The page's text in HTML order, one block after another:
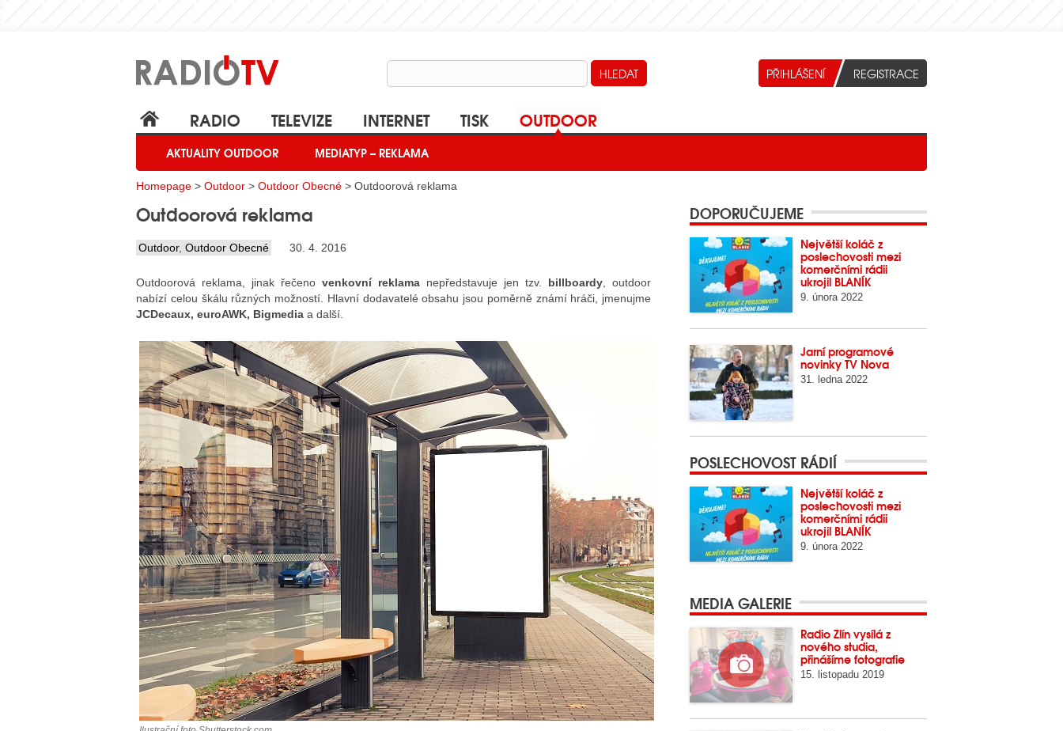
RADIO TELEVIZE INTERNET TISK OUTDOOR
AKTUALITY OUTDOOR MEDIATYP – REKLAMA
Homepage > Outdoor > Outdoor Obecné > Outdoorová reklama
Outdoorová reklama
Outdoor, Outdoor Obecné 30. 4. 2016
Outdoorová reklama, jinak řečenovenkovní reklama nepředstavuje jen tzv. billboardy , outdoor
nabízí celou škálu různých možností. Hlavní dodavatelé obsahu jsou poměrně známí hráči, jmenujme
JCDecaux, euroAWK, Bigmedia a další.
DOPORUČUJEME
Největší koláč z
poslechovosti mezi
komerčními rádii
ukrojil BLANÍK
9. února 2022
Jarní programové
novinky TV Nova
31. ledna 2022
POSLECHOVOST RÁDIÍ
Největší koláč z
poslechovosti mezi
komerčními rádii
ukrojil BLANÍK
9. února 2022
MEDIA GALERIE
Radio Zlín vysílá z
nového studia,
přinášíme fotografie
15. listopadu 2019